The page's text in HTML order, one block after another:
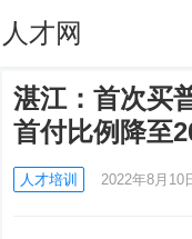
人才网
湛江：首次买
首付比例降至
人才培训 2022年8月10